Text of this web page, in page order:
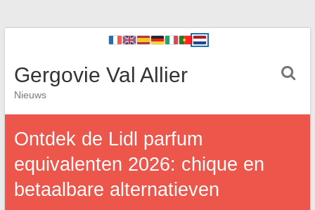
Gergovie Val Allier
Nieuws
Ontdek de Lidl parfum
equivalenten 2026: chique en
betaalbare alternatieven